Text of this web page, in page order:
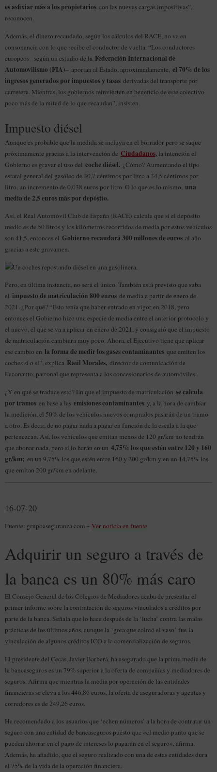
es asfixiar más a los propietarios con las nuevas cargas impositivas”,
reconocen.
Además, el dinero recaudado, según los cálculos del RACE, no va en
consonancia con lo que recibe el conductor de vuelta. “Los conductores
europeos –según un estudio de la Federación Internacional de
Automovilismo (FIA)– aportan al Estado, aproximadamente, el 70% de los
ingresos generados por impuestos y tasas derivadas del transporte por
carretera. Mientras, los gobiernos reinvierten en beneficio de este colectivo
poco más de la mitad de lo que recaudan”, insisten.
Impuesto diésel
Aunque es probable que la medida se incluya en el borrador pero se saque
próximamente gracias a la intervención de Ciudadanos , la intención el
Gobierno es gravar el uso del coche diésel. ¿Cómo? Aumentando el tipo
estatal general del gasóleo de 30,7 céntimos por litro a 34,5 céntimos por
litro, un incremento de 0,038 euros por litro. O lo que es lo mismo, una
media de 2,5 euros más por depósito.
Así, el Real Automóvil Club de España (RACE) calcula que si el depósito
medio es de 50 litros y los kilómetros recorridos de media por estos vehículos
son 41,5, entonces el Gobierno recaudará 300 millones de euros al año
gracias a este gravamen.
Pero, en última instancia, no será el único. También está previsto que suba
el impuesto de matriculación 800 euros de media a partir de enero de
2021. ¿Por qué? “Esto tenía que haber entrado en vigor en 2018, pero
entonces el Gobierno hizo una especie de media entre el anterior protocolo y
el nuevo, el que se va a aplicar en enero de 2021, y consiguió que el impuesto
de matriculación cambiara muy poco. Ahora, el Ejecutivo tiene que aplicar
ese cambio en la forma de medir los gases contaminantes que emiten los
coches sí o sí”, explica Raúl Morales, director de comunicación de
Faconauto, patronal que representa a los concesionarios de automóviles.
¿Y en qué se traduce esto? En que el impuesto de matriculación se calcula
por tramos en base a las emisiones contaminantes y, a la hora de cambiar
la medición, el 50% de los vehículos nuevos comprados pasarán de un tramo
a otro. Es decir, de no pagar nada a pagar en función de la escala a la que
pertenezcan. Así, los vehículos que emitan menos de 120 gr/km no tendrán
que abonar nada, pero sí lo harán en un 4,75% los que estén entre 120 y 160
gr/km; en un 9,75% los que estén entre 160 y 200 gr/km y en un 14,75% los
que emitan 200 gr/km en adelante.
16-07-20
Fuente: grupoaseguranza.com –Ver noticia en fuente
Adquirir un seguro a través de
la banca es un 80% más caro
El Consejo General de los Colegios de Mediadores acaba de presentar el
primer informe sobre la contratación de seguros vinculados a créditos por
parte de la banca. Señala que lo hace después de la ‘lucha’ contra las malas
prácticas de los últimos años, aunque la ‘gota que colmó el vaso’ fue la
vinculación de algunos créditos ICO a la comercialización de seguros.
El presidente del Cecas, Javier Barberá, ha asegurado que la prima media de
la bancaseguros es un 79% superior a la oferta de compañías y mediadores de
seguros. Afirma que mientras la media por operación de las entidades
financieras se eleva a los 446,86 euros, la oferta de aseguradoras y agentes y
corredores es de 249,26 euros.
Ha recomendado a los usuarios que ‘echen números’ a la hora de contratar un
seguro con una entidad de bancaseguros puesto que «el medio punto que se
pueden ahorrar en el pago de intereses lo pagarán en el seguro», afirma.
Además, ha añadido, que el seguro realizado con una de estas entidades dura
el 75% de la vida de la operación financiera.